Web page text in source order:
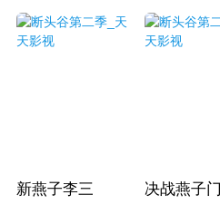
新燕子李三 决战燕子门